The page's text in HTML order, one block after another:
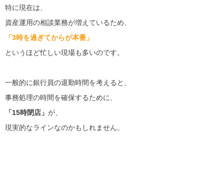
特に現在は、
資産運用の相談業務が増えているため、
「3時を過ぎてからが本番」
というほど忙しい現場も多いのです。
一般的に銀行員の退勤時間を考えると、
事務処理の時間を確保するために、
「15時閉店」 が、
現実的なラインなのかもしれません。